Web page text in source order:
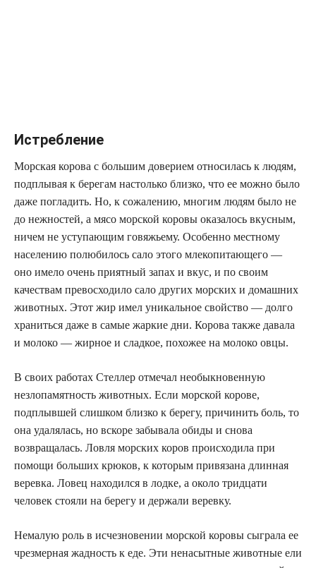
Истребление
Морская корова с большим доверием относилась к людям,
подплывая к берегам настолько близко, что ее можно было
даже погладить. Но, к сожалению, многим людям было не
до нежностей, а мясо морской коровы оказалось вкусным,
ничем не уступающим говяжьему. Особенно местному
населению полюбилось сало этого млекопитающего —
оно имело очень приятный запах и вкус, и по своим
качествам превосходило сало других морских и домашних
животных. Этот жир имел уникальное свойство — долго
храниться даже в самые жаркие дни. Корова также давала
и молоко — жирное и сладкое, похожее на молоко овцы.
В своих работах Стеллер отмечал необыкновенную
незлопамятность животных. Если морской корове,
подплывшей слишком близко к берегу, причинить боль, то
она удалялась, но вскоре забывала обиды и снова
возвращалась. Ловля морских коров происходила при
помощи больших крюков, к которым привязана длинная
веревка. Ловец находился в лодке, а около тридцати
человек стояли на берегу и держали веревку.
Немалую роль в исчезновении морской коровы сыграла ее
чрезмерная жадность к еде. Эти ненасытные животные ели